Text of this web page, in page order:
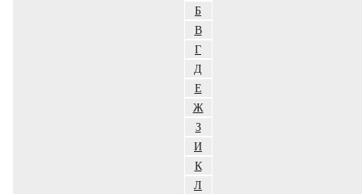
Б
В
Г
Д
Е
Ж
З
И
К
Л